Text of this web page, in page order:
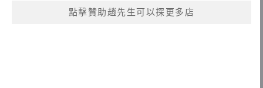
點擊贊助趙先生可以探更多店